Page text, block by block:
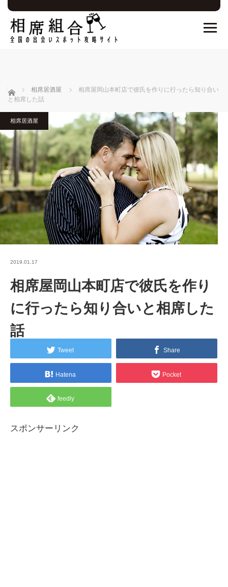
ホーム 相席居酒屋
相席屋岡山本町店で彼氏を作りに行ったら知り合い
と相席した話
相席居酒屋
2019.01.17
相席屋岡山本町店で彼氏を作り
に行ったら知り合いと相席した
話
Tweet Share
Hatena Pocket
feedly
スポンサーリンク